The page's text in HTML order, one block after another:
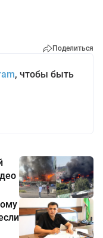
Поделиться
, чтобы быть